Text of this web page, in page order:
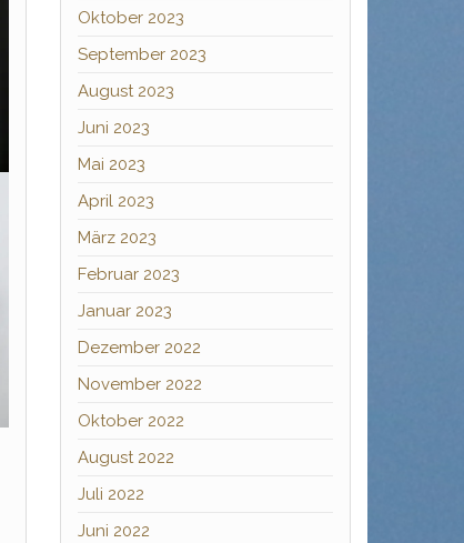
Oktober 2023
September 2023
August 2023
Juni 2023
Mai 2023
April 2023
März 2023
Februar 2023
Januar 2023
Dezember 2022
November 2022
Oktober 2022
August 2022
Juli 2022
Juni 2022